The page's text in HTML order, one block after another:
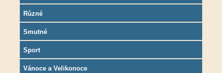
Různé
Smutné
Sport
Vánoce a Velikonoce